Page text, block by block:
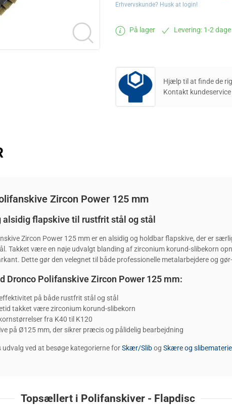
Erhvervskunde? Husk at login!
På lager Levering: 1-2 dage
Hjælp til at finde de
Kontakt
Zircon Power 125 mm
alsidig flapskive til rustfrit stål og stål
Zircon Power 125 mm er en alsidig og holdbar flapskive, der er
Takket være en nøje udvalgt blanding af zirconium korund-slibekorn
Dette gør den velegnet til både professionelle metalarbejdere og
Dronco Polifanskive Zircon Power 125 mm:
på både rustfrit stål og stål
takket være zirconium korund-slibekorn
fra K40 til K120
på Ø125 mm, der sikrer præcis og pålidelig bearbejdning
udvalg ved at besøge kategorierne forSkær/Slibog Skære og slibemateriel
Topsællert i Polifanskiver - Flapdisc